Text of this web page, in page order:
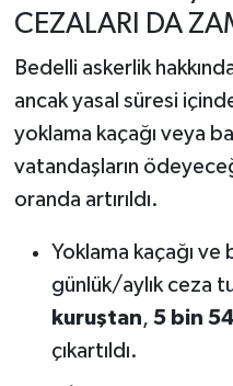
CEZALARI DA
Bedelli askerlik
ancak yasal süresi
yoklama kaçağı veya
vatandaşların
oranda artırıldı.
Yoklama kaçağı ve
günlük/aylık ceza
kuruştan, 5 bin
çıkartıldı.